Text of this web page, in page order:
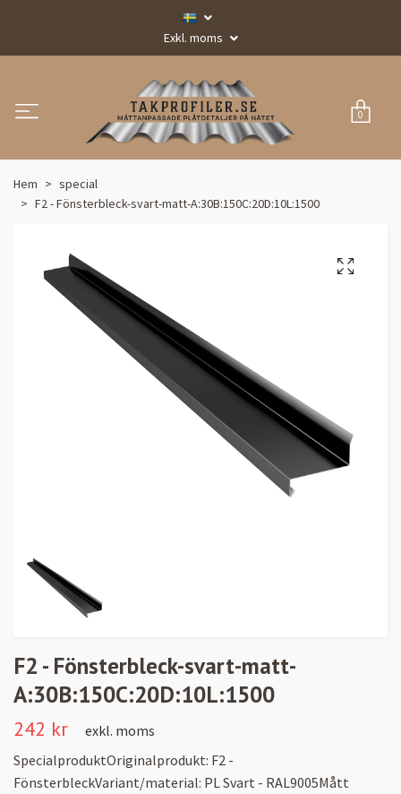
Exkl. moms
0
Hem
special
F2 - Fönsterbleck-svart-matt-A:30B:150C:20D:10L:1500
F2 - Fönsterbleck-svart-matt-
A:30B:150C:20D:10L:1500
242 kr
exkl. moms
SpecialproduktOriginalprodukt: F2 -
FönsterbleckVariant/material: PL Svart - RAL9005Mått